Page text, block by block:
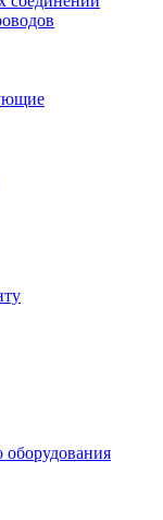
оборудования